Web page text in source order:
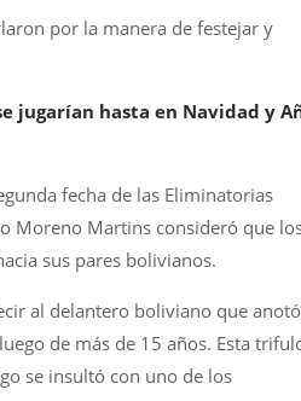
por la manera de festejar y
jugarían hasta en Navidad y
fecha de las Eliminatorias
Moreno Martins consideró que
sus pares bolivianos.
al delantero boliviano que anotó
de más de 15 años. Esta
se insultó con uno de los